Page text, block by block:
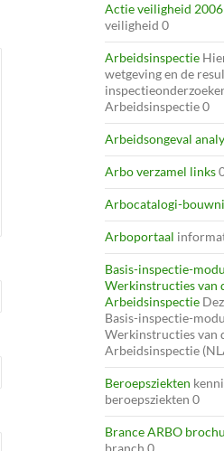
Actie veiligheid 2006
veiligheid 0
Arbeidsinspectie
wetgeving en de
Arbeidsinspectie 0
Arbeidsongeval
Arbo verzamel links
Arbocatalogi-
Arboportaal
Basis-inspectie-
Werkinstructies van
Arbeidsinspectie
Basis-inspectie-
Werkinstructies van
Arbeidsinspectie
Beroepsziekten
beroepsziekten 0
Brance ARBO